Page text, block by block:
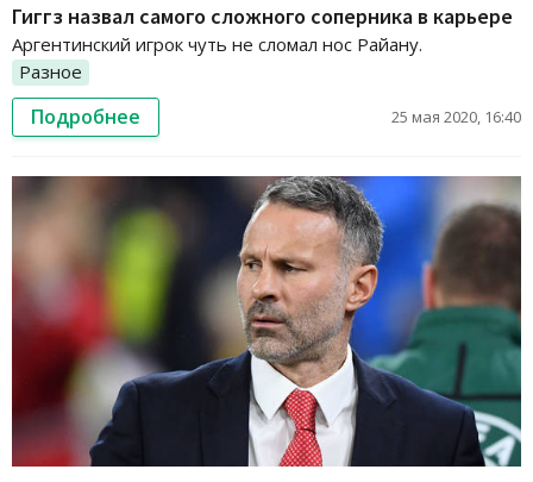
Гиггз назвал самого сложного соперника в карьере
Аргентинский игрок чуть не сломал нос Райану.
Разное
Подробнее 25 мая 2020, 16:40